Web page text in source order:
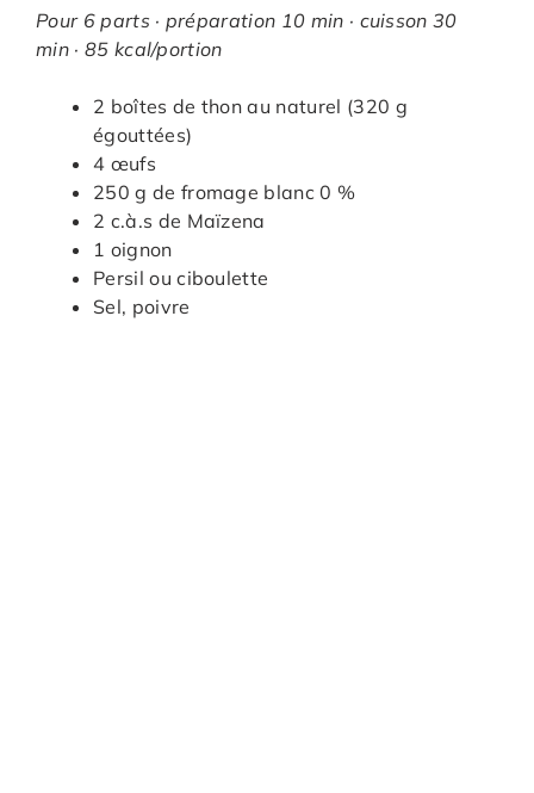
Pour 6 parts · préparation 10 min · cuisson 30
min · 85 kcal/portion
2 boîtes de thon au naturel (320 g
égouttées)
4 œufs
250 g de fromage blanc 0 %
2 c.à.s de Maïzena
1 oignon
Persil ou ciboulette
Sel, poivre